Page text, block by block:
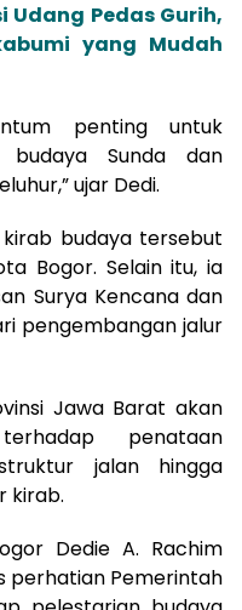
Udang Pedas Gurih,
yang Mudah
penting untuk
budaya Sunda dan
ujar Dedi.
budaya tersebut
Bogor. Selain itu, ia
Surya Kencana dan
pengembangan jalur
Jawa Barat akan
penataan
jalan hingga
kirab.
Dedie A. Rachim
perhatian Pemerintah